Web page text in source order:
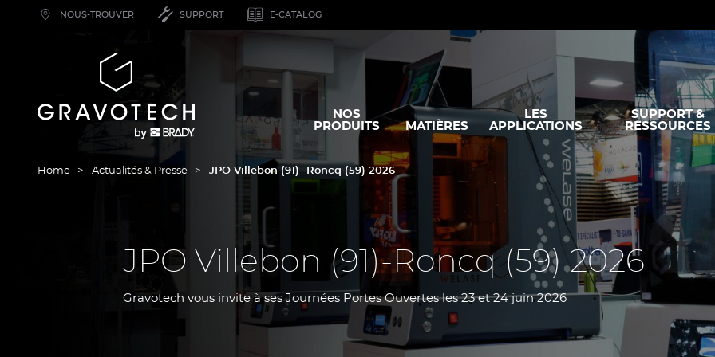
NOUS-TROUVER SUPPORT E-CATALOG
Gravotech
NOS
PRODUITS
MATIÈRES
LES
APPLICATIONS
SUPPORT &
RESSOURCES
Home Actualités & Presse JPO Villebon (91)- Roncq (59) 2026
JPO Villebon (91)-Roncq (59) 2026
Gravotech vous invite à ses Journées Portes Ouvertes les 23 et 24 juin 2026